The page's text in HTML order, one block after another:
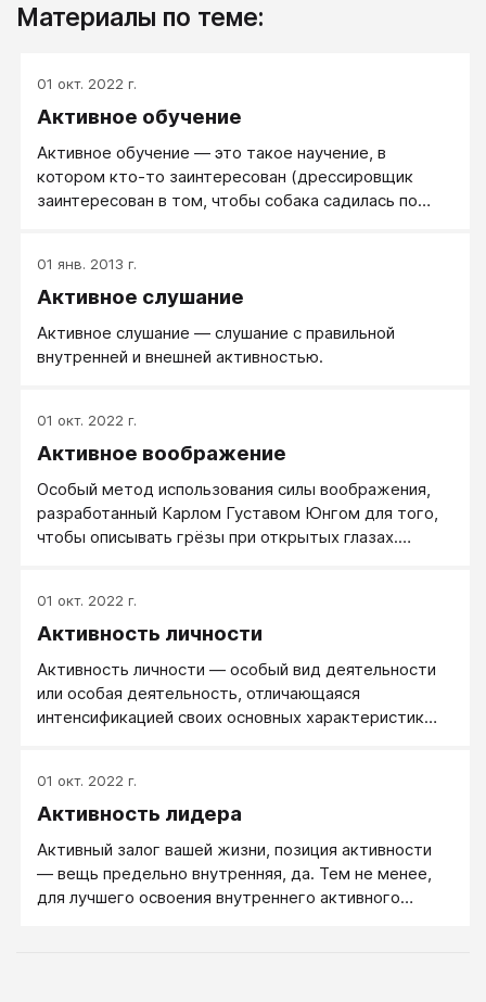
Материалы по теме:
01 окт. 2022 г.
Активное обучение
Активное обучение — это такое научение, в
котором кто-то заинтересован (дрессировщик
заинтересован в том, чтобы собака садилась по
себя — это тоже активное научение), то есть это
то научение, которое происходит сознательно.
можно учиться чему-то — это все активное
научение).
01 янв. 2013 г.
Активное слушание
Активное слушание — слушание с правильной
внутренней и внешней активностью.
01 окт. 2022 г.
Активное воображение
Особый метод использования силы воображения,
разработанный Карлом Густавом Юнгом для того,
чтобы описывать грёзы при открытых глазах.
состоянии, образе или событии, чтобы потом
отдаться фантазийной активности, с каждым шагом
характер.
01 окт. 2022 г.
Активность личности
Активность личности — особый вид деятельности
или особая деятельность, отличающаяся
интенсификацией своих основных характеристик
эмоциональности), а также наличием таких свойств
как инициативность и ситуативность.
01 окт. 2022 г.
Активность лидера
Активный залог вашей жизни, позиция активности
— вещь предельно внутренняя, да. Тем не менее,
для лучшего освоения внутреннего активного